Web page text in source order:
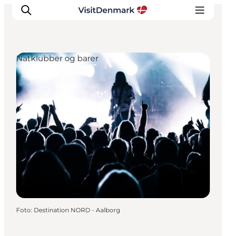
Inspiration
Destinationer
Oplevelser
Overnatning
Planlæg ferien
Natklubber og barer
Foto: Destination NORD - Aalborg